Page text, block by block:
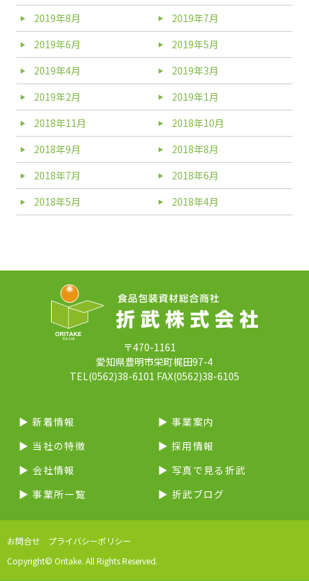
2019年8月
2019年7月
2019年6月
2019年5月
2019年4月
2019年3月
2019年2月
2019年1月
2018年11月
2018年10月
2018年9月
2018年8月
2018年7月
2018年6月
2018年5月
2018年4月
〒470-1161
愛知県豊明市栄町梶田97-4
TEL(0562)38-6101 FAX(0562)38-6105
▶︎ 新着情報
▶︎ 当社の特徴
▶︎ 会社情報
▶︎ 事業所一覧
▶︎ 事業案内
▶︎ 採用情報
▶︎ 写真で見る折武
▶︎ 折武ブログ
お問合せ
プライバシーポリシー
Copyright© Oritake. All Rights Reserved.